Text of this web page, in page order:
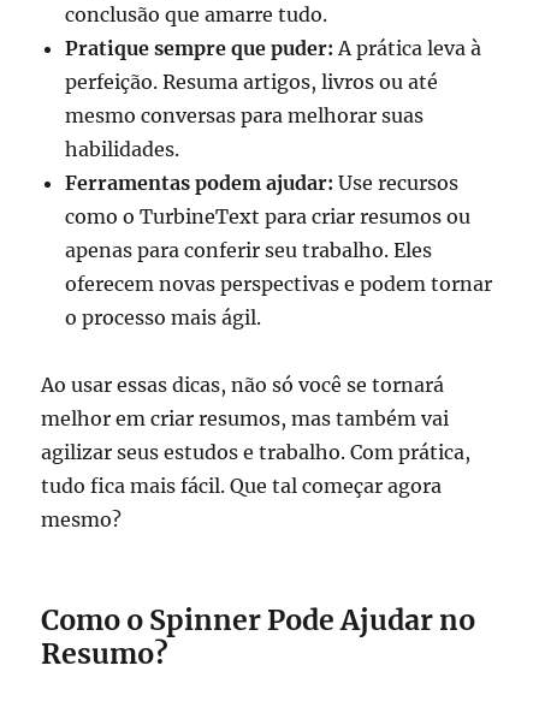
conclusão que amarre tudo.
Pratique sempre que puder: A prática leva à
perfeição. Resuma artigos, livros ou até
mesmo conversas para melhorar suas
habilidades.
Ferramentas podem ajudar: Use recursos
como o TurbineText para criar resumos ou
apenas para conferir seu trabalho. Eles
oferecem novas perspectivas e podem tornar
o processo mais ágil.
Ao usar essas dicas, não só você se tornará
melhor em criar resumos, mas também vai
agilizar seus estudos e trabalho. Com prática,
tudo fica mais fácil. Que tal começar agora
mesmo?
Como o Spinner Pode Ajudar no
Resumo?